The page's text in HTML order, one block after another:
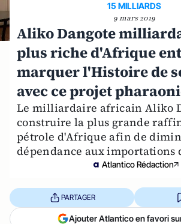
15 MILLIARDS
9 mars 2019
Aliko Dangote
plus riche d'Afrique
marquer l'Histoire de
avec ce projet
Le milliardaire africain Aliko
construire la plus grande
pétrole d'Afrique afin de
dépendance aux importations
Atlantico Rédaction
PARTAGER
Ajouter Atlantico en favori